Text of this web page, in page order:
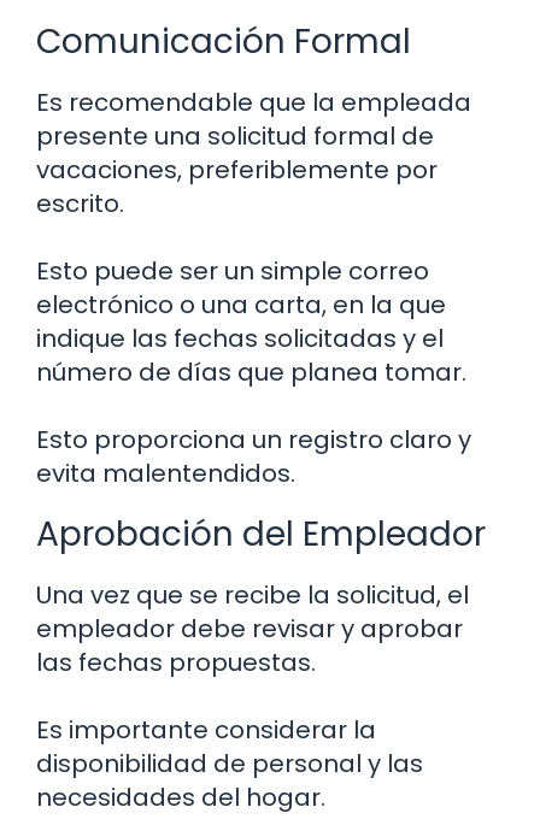
Comunicación Formal
Es recomendable que la empleada
presente una solicitud formal de
vacaciones, preferiblemente por
escrito.
Esto puede ser un simple correo
electrónico o una carta, en la que
indique las fechas solicitadas y el
número de días que planea tomar.
Esto proporciona un registro claro y
evita malentendidos.
Aprobación del Empleador
Una vez que se recibe la solicitud, el
empleador debe revisar y aprobar
las fechas propuestas.
Es importante considerar la
disponibilidad de personal y las
necesidades del hogar.